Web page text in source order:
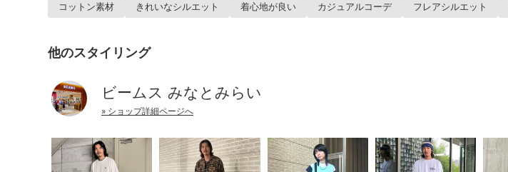
コットン素材 きれいなシルエット 着心地が良い カジュアルコーデ フレアシルエット
他のスタイリング
ビームス みなとみらい
» ショップ詳細ページへ